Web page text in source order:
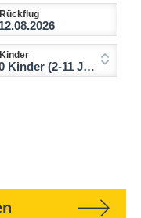
Rückflug
Kinder
Kinder (2-11 Jahre)